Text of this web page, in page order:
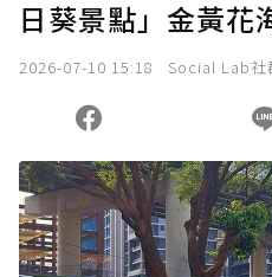
日葵景點」金黃花
2026-07-10 15:18 Social Lab社